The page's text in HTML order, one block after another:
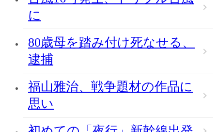
に
80歳母を踏み付け死なせる、
逮捕
福山雅治、戦争題材の作品に
思い